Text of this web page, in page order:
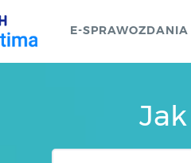
E-SPRAWOZDANIA